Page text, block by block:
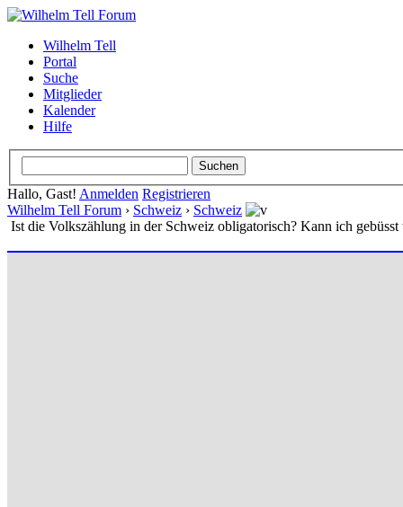
Wilhelm Tell
Portal
Suche
Mitglieder
Kalender
Hilfe
Hallo, Gast! Anmelden Registrieren
Wilhelm Tell Forum › Schweiz › Schweiz
Ist die Volkszählung in der Schweiz obligatorisch? Kann ich gebüsst